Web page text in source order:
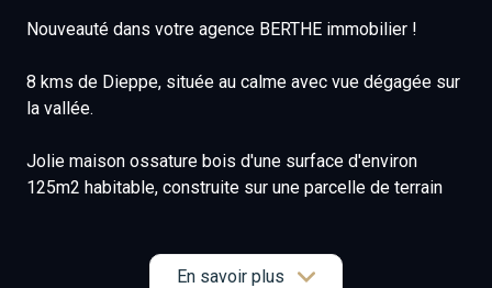
Nouveauté dans votre agence BERTHE immobilier !
8 kms de Dieppe, située au calme avec vue dégagée sur
la vallée.
Jolie maison ossature bois d'une surface d'environ
125m2 habitable, construite sur une parcelle de terrain
En savoir plus